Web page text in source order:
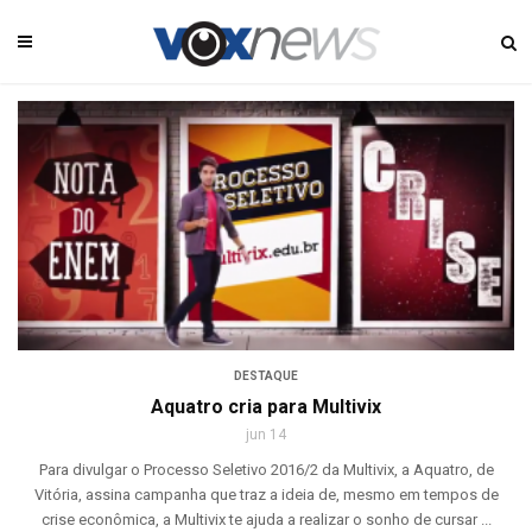
DESTAQUE
Aquatro cria para Multivix
jun 14
Para divulgar o Processo Seletivo 2016/2 da Multivix, a Aquatro, de
Vitória, assina campanha que traz a ideia de, mesmo em tempos de
crise econômica, a Multivix te ajuda a realizar o sonho de cursar ...